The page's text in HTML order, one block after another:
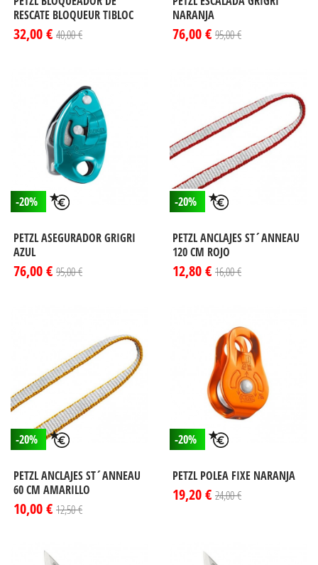
RESCATE BLOQUEUR TIBLOC
32,00 € 40,00 €
NARANJA
76,00 € 95,00 €
-20%
PETZL ASEGURADOR GRIGRI
AZUL
76,00 € 95,00 €
-20%
PETZL ANCLAJES ST´ANNEAU
120 CM ROJO
12,80 € 16,00 €
-20%
PETZL ANCLAJES ST´ANNEAU
60 CM AMARILLO
10,00 € 12,50 €
-20%
PETZL POLEA FIXE NARANJA
19,20 € 24,00 €